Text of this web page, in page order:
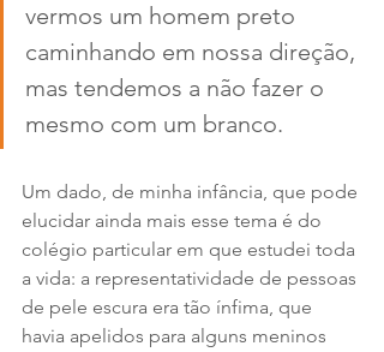
vermos um homem preto
caminhando em nossa direção,
mas tendemos a não fazer o
mesmo com um branco.
Um dado, de minha infância, que pode
elucidar ainda mais esse tema é do
colégio particular em que estudei toda
a vida: a representatividade de pessoas
de pele escura era tão ínfima, que
havia apelidos para alguns meninos